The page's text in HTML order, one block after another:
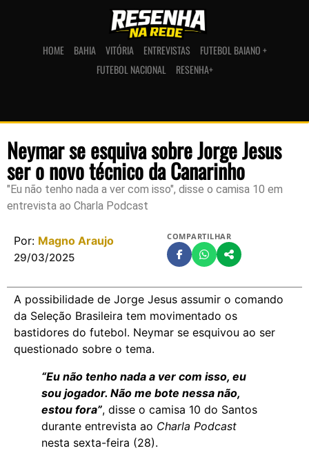
HOME BAHIA VITÓRIA ENTREVISTAS
FUTEBOL BAIANO +
FUTEBOL NACIONAL
RESENHA+
Neymar se esquiva sobre Jorge Jesus
ser o novo técnico da Canarinho
"Eu não tenho nada a ver com isso", disse o camisa 10 em
entrevista ao Charla Podcast
Por: Magno Araujo
29/03/2025
COMPARTILHAR
A possibilidade de Jorge Jesus assumir o comando
da Seleção Brasileira tem movimentado os
bastidores do futebol. Neymar se esquivou ao ser
questionado sobre o tema.
“Eu não tenho nada a ver com isso, eu
sou jogador. Não me bote nessa não,
estou fora”, disse o camisa 10 do Santos
durante entrevista ao Charla Podcast
nesta sexta-feira (28).